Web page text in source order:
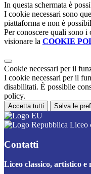
In questa schermata è
I cookie necessari sono
piattaforma e non è
Per conoscere quali sono i
visionare la COOKIE
Cookie necessari per il
I cookie necessari per il
disabilitati. È possibile
policy.
Accetta tutti Salva le
Liceo
Contatti
Liceo classico, artistico e